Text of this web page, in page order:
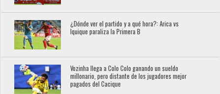
¿Dónde ver el partido y a qué hora?: Arica vs
Iquique paraliza la Primera B
Vozinha llega a Colo Colo ganando un sueldo
millonario, pero distante de los jugadores mejor
pagados del Cacique